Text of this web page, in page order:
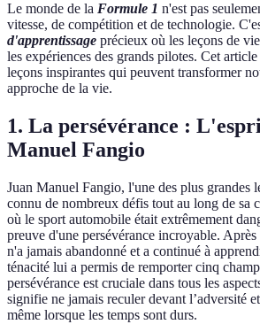
Le monde de la Formule 1 n'est pas
vitesse, de compétition et de technologie.
d'apprentissage précieux où les leçons de
les expériences des grands pilotes. Cet article
leçons inspirantes qui peuvent transformer
approche de la vie.
1. La persévérance :
Manuel Fangio
Juan Manuel Fangio, l'une des plus grandes
connu de nombreux défis tout au long de sa
où le sport automobile était extrêmement
preuve d'une persévérance incroyable.
n'a jamais abandonné et a continué à
ténacité lui a permis de remporter cinq
persévérance est cruciale dans tous les
signifie ne jamais reculer devant l’adversité
même lorsque les temps sont durs.